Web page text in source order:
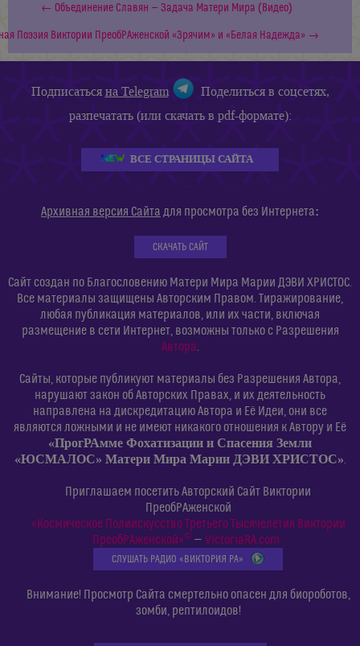
← Объединение Славян — Задача Матери Мира (Видео)
Поэзия Виктории ПреобРАженской «Зрячим» и «Белая Надежда» →
Подписатьсяна Telegram
Поделиться в соцсетях,
разпечатать (или скачать в pdf-формате):
ВСЕ СТРАНИЦЫ САЙТА
Архивная версия Сайта для просмотра без Интернета:
СКАЧАТЬ САЙТ
Сайт создан по Благословению Матери Мира Марии ДЭВИ ХРИСТОС.
Все материалы защищены Авторским Правом. Тиражирование,
любая публикация материалов, или их части, включая
размещение в сети Интернет, возможны только с Разрешения
Автора
Сайты, которые публикуют материалы без Разрешения Автора,
нарушают закон об Авторских Правах, и их деятельность
направлена на дискредитацию Автора и Её Идеи, они все
являются ложными и не имеют никакого отношения к Автору и Её
«ПрогРАмме Фохатизации и Спасения Земли
«ЮСМАЛОС» Матери Мира Марии ДЭВИ ХРИСТОС»
Приглашаем посетить Авторский Сайт Виктории
ПреобРАженской
«Космическое Полиискусство Третьего Тысячелетия Виктории
ПреобРАженской»©— VictoriaRA.com
СЛУШАТЬ РАДИО «ВИКТОРИЯ РА»
Внимание! Просмотр Сайта смертельно опасен для биороботов,
зомби, рептилоидов!